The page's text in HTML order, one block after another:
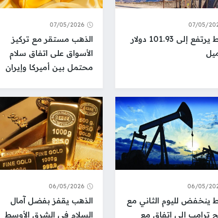
07/05/
النفط يرتفع إلى 101.93 دولار
07/05/2026
الذهب مستقر مع تركيز
الأسواق على اتفاق سلام
محتمل بين أميركا وإيران
06/05/
ينخفض لليوم الثاني مع
ترامب إلى اتفاق مع
06/05/2026
الذهب يقفز بفضل آمال
السلام في الشرق الأوسط